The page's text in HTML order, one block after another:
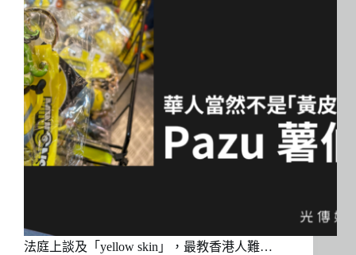
法庭上談及「yellow skin」，最教香港人難…